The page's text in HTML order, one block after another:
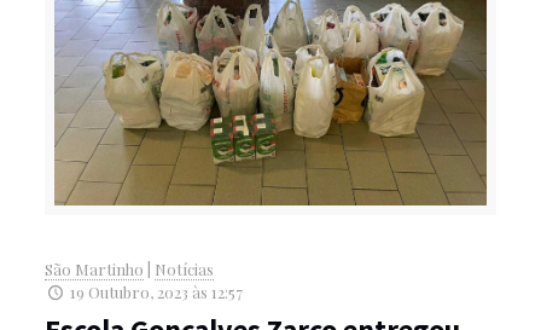
São Martinho
Notícias
19 Outubro, 2023 às 12:57